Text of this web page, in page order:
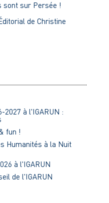
sont sur Persée !
de Christine
2027 à l'IGARUN :
fun !
Humanités à la Nuit
à l'IGARUN
de l'IGARUN